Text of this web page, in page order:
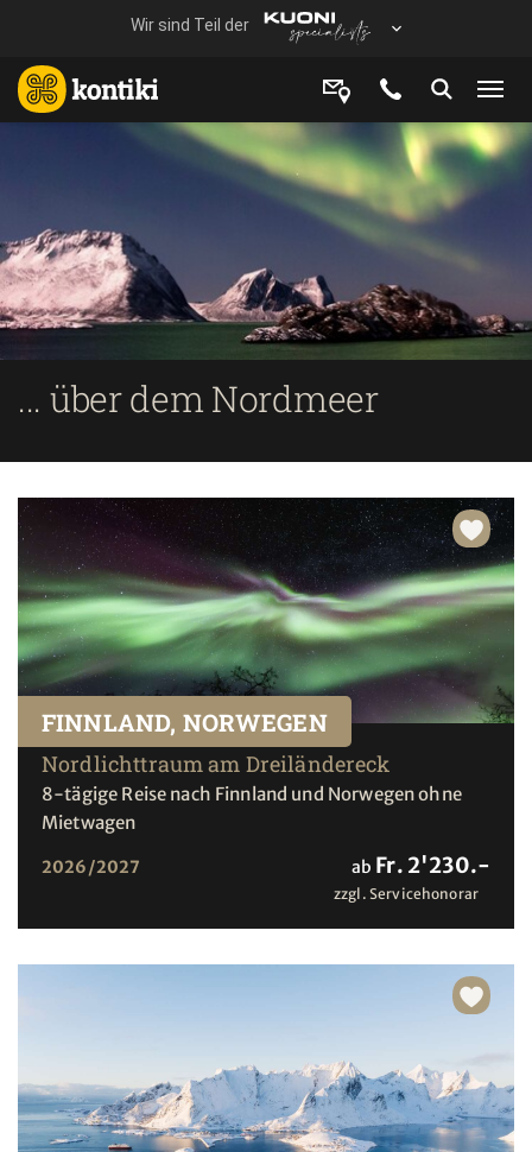
... über dem Nordmeer
FINNLAND, NORWEGEN
Nordlichttraum am Dreiländereck
8-tägige Reise nach Finnland und Norwegen ohne
Mietwagen
2026/2027 ab Fr. 2'230.-
zzgl. Servicehonorar